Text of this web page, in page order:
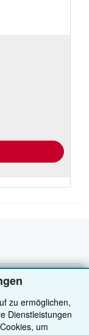
zu ermöglichen,
Dienstleistungen
um